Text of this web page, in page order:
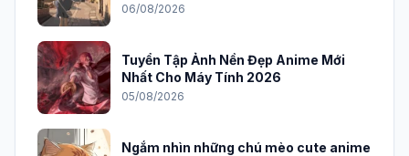
06/08/2026
Tuyển Tập Ảnh Nền Đẹp Anime Mới
Nhất Cho Máy Tính 2026
05/08/2026
Ngắm nhìn những chú mèo cute anime